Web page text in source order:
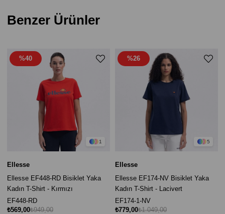
Benzer Ürünler
1
Ellesse
Ellesse EF448-RD Bisiklet Yaka
Kadın T-Shirt - Kırmızı
EF448-RD
₺569,00₺949,00
%40
5
Ellesse
Ellesse EF174-NV Bisiklet Yaka
Kadın T-Shirt - Lacivert
EF174-1-NV
₺779,00₺1.049,00
%26